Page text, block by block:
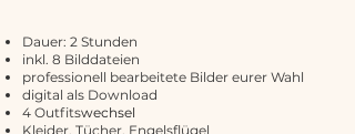
Dauer: 2 Stunden
inkl. 8 Bilddateien
professionell bearbeitete Bilder eurer Wahl
digital als Download
4 Outfitswechsel
Kleider, Tücher, Engelsflügel